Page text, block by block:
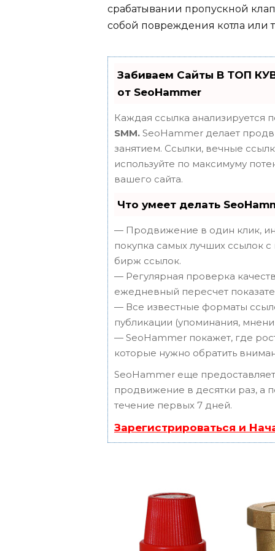
срабатывании пропускной
собой повреждения котла или
Забиваем Сайты В ТОП
от SeoHammer
Каждая ссылка анализируется
SMM. SeoHammer делает
занятием. Ссылки, вечные
используйте по максимуму
вашего сайта.
Что умеет делать
— Продвижение в один клик,
покупка самых лучших ссылок
бирж ссылок.
— Регулярная проверка
ежедневный пересчет
— Все известные форматы
публикации (упоминания,
— SeoHammer покажет, где
которые нужно обратить
SeoHammer еще
продвижение в десятки раз, а
течение первых 7 дней.
Зарегистрироваться и